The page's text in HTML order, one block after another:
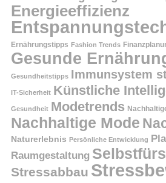
Energieeffizienz
Ernährungstipps Fashion Trends
Gesunde
Gesundheitstipps Immunsystem
IT-Sicherheit Künstliche
Gesundheit Modetrends
Nachhaltige Mode
Naturerlebnis Persönliche Entwicklung
Raumgestaltung
Stressabbau